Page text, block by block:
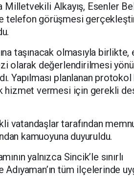
Milletvekili Alkayış, Esenler
telefon görüşmesi
taşınacak olmasıyla birlikte,
olarak değerlendirilmesi
Yapılması planlanan
hizmet vermesi için gerekli
vatandaşlar tarafından
kamuoyuna duyuruldu.
yalnızca Sincik’le sınırlı
tüm ilçelerinde